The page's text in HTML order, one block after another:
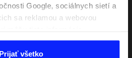
Google, sociálnych sietí a
sa reklamou a webovou
poskytnete mimo tejto
s údajmi, ktoré získajú v
Prijať všetko